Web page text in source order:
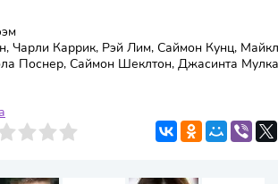
Чарли Каррик, Рэй Лим, Саймон Кунц, Майкл
Поснер, Саймон Шеклтон, Джасинта